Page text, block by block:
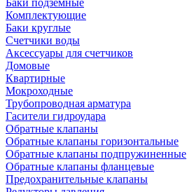
Комплектующие
Баки круглые
Счетчики воды
Аксессуары для счетчиков
Домовые
Квартирные
Мокроходные
Трубопроводная арматура
Гасители гидроудара
Обратные клапаны
Обратные клапаны горизонтальные
Обратные клапаны подпружиненные
Обратные клапаны фланцевые
Предохранительные клапаны